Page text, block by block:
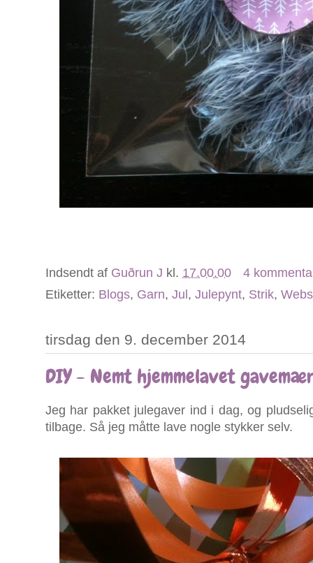
Indsendt af Guðrun J kl. 17.00.00
4
Etiketter: Blogs, Garn, Jul , Julepynt, Strik,
tirsdag den 9. december 2014
DIY - Nemt hjemmelavet
Jeg har pakket julegaver ind i dag, og
tilbage. Så jeg måtte lave nogle stykker selv.